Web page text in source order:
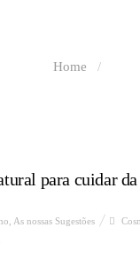
Home /
para cuidar
As nossas Sugestões